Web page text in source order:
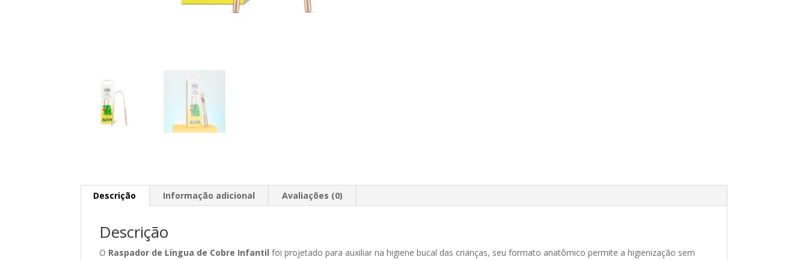
Descrição Informação adicional Avaliações (0)
Descrição
O Raspador de Língua de Cobre Infantil foi projetado para auxiliar na higiene bucal das crianças, seu formato anatômico permite a higienização sem